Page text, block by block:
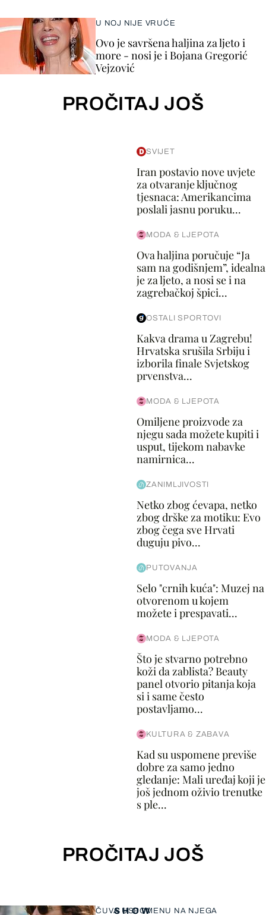
U NOJ NIJE VRUĆE
Ovo je savršena haljina za ljeto i
more - nosi je i Bojana Gregorić
Vejzović
PROČITAJ JOŠ
SVIJET
Iran postavio nove uvjete
za otvaranje ključnog
tjesnaca: Amerikancima
poslali jasnu poruku...
MODA & LJEPOTA
Ova haljina poručuje “Ja
sam na godišnjem”, idealna
je za ljeto, a nosi se i na
zagrebačkoj špici...
OSTALI SPORTOVI
Kakva drama u Zagrebu!
Hrvatska srušila Srbiju i
izborila finale Svjetskog
prvenstva...
MODA & LJEPOTA
Omiljene proizvode za
njegu sada možete kupiti i
usput, tijekom nabavke
namirnica...
ZANIMLJIVOSTI
Netko zbog ćevapa, netko
zbog drške za motiku: Evo
zbog čega sve Hrvati
duguju pivo...
PUTOVANJA
Selo "crnih kuća": Muzej na
otvorenom u kojem
možete i prespavati...
MODA & LJEPOTA
Što je stvarno potrebno
koži da zablista? Beauty
panel otvorio pitanja koja
si i same često
postavljamo...
KULTURA & ZABAVA
Kad su uspomene previše
dobre za samo jedno
gledanje: Mali uređaj koji je
još jednom oživio trenutke
s ple...
PROČITAJ JOŠ
SHOW
ČUVA USPOMENU NA NJEGA